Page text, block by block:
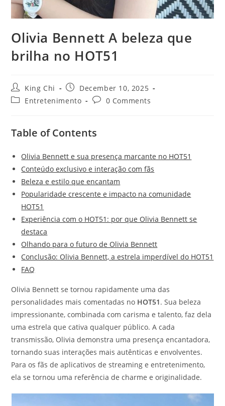
Olivia Bennett A beleza que
brilha no HOT51
King Chi
December 10, 2025
Entretenimento
0 Comments
Table of Contents
Olivia Bennett e sua presença marcante no HOT51
Conteúdo exclusivo e interação com fãs
Beleza e estilo que encantam
Popularidade crescente e impacto na comunidade
HOT51
Experiência com o HOT51: por que Olivia Bennett se
destaca
Olhando para o futuro de Olivia Bennett
Conclusão: Olivia Bennett, a estrela imperdível do HOT51
FAQ
Olivia Bennett se tornou rapidamente uma das
personalidades mais comentadas no HOT51. Sua beleza
impressionante, combinada com carisma e talento, faz dela
uma estrela que cativa qualquer público. A cada
transmissão, Olivia demonstra uma presença encantadora,
tornando suas interações mais autênticas e envolventes.
Para os fãs de aplicativos de streaming e entretenimento,
ela se tornou uma referência de charme e originalidade.